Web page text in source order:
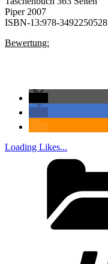
Piper 2007
ISBN-13:978-3492250528
Bewertung:
Loading Likes...